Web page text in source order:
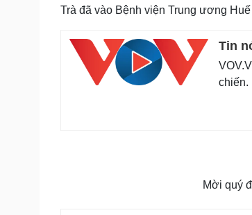
Trà đã vào Bệnh viện Trung ương
Tin
chiến.
Mời quý